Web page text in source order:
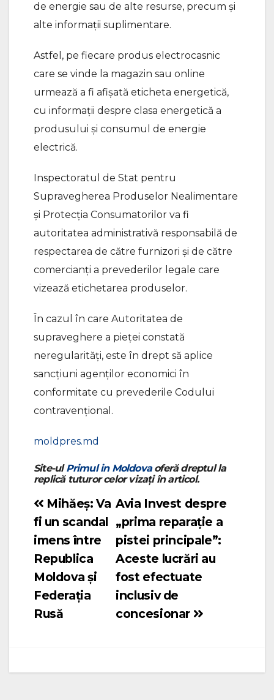
de energie sau de alte resurse, precum și
alte informații suplimentare.
Astfel, pe fiecare produs electrocasnic
care se vinde la magazin sau online
urmează a fi afișată eticheta energetică,
cu informații despre clasa energetică a
produsului și consumul de energie
electrică.
Inspectoratul de Stat pentru
Supravegherea Produselor Nealimentare
și Protecția Consumatorilor va fi
autoritatea administrativă responsabilă de
respectarea de către furnizori și de către
comercianți a prevederilor legale care
vizează etichetarea produselor.
În cazul în care Autoritatea de
supraveghere a pieței constată
neregularități, este în drept să aplice
sancțiuni agenților economici în
conformitate cu prevederile Codului
contravențional.
moldpres.md
Site-ulPrimul in Moldovaoferă dreptul la
replică tuturor celor vizați în articol.
Navigare
în
articole
Avia Invest despre
„prima reparație a
pistei principale”:
Aceste lucrări au
fost efectuate
inclusiv de
concesionar
Mihăeș: Va
fi un scandal
imens între
Republica
Moldova și
Federația
Rusă